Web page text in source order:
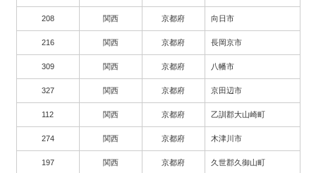
208 関西 京都府 向日市
216 関西 京都府 長岡京市
309 関西 京都府 八幡市
327 関西 京都府 京田辺市
112 関西 京都府 乙訓郡大山崎町
274 関西 京都府 木津川市
197 関西 京都府 久世郡久御山町